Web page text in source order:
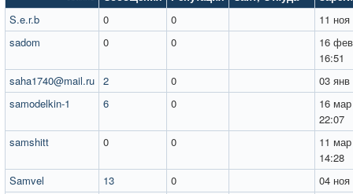
S.e.r.b
0 0
11
sadom
0 0
16
16:51
saha1740@mail.ru 2 0
03
samodelkin-1
6 0
16
22:07
samshitt
0 0
11
14:28
Samvel
13 0
04